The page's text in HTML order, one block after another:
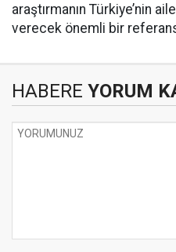
araştırmanın Türkiye’nin
verecek önemli bir referans
HABERE YORUM